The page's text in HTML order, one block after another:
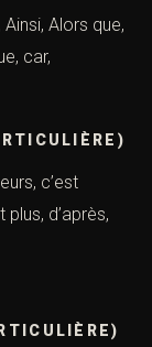
Alors que,
car,
c’est
d’après,